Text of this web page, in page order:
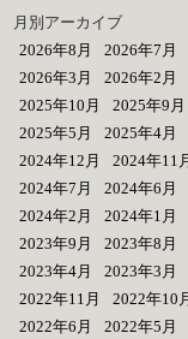
月別アーカイブ
2026年8月
2026年7月
2026年3月
2026年2月
2025年10月
2025年9月
2025年5月
2025年4月
2024年12月
2024年11
2024年7月
2024年6月
2024年2月
2024年1月
2023年9月
2023年8月
2023年4月
2023年3月
2022年11月
2022年10
2022年6月
2022年5月